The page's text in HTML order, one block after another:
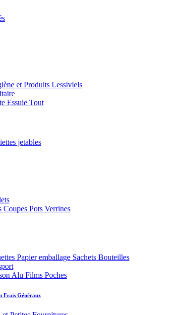
et Produits Lessiviels
Essuie Tout
jetables
Coupes Pots Verrines
Papier emballage Sachets Bouteilles
Alu Films Poches
Frais Généraux